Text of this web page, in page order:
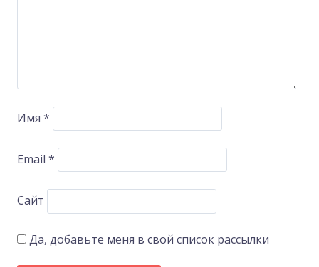
Имя *
Email *
Сайт
Да, добавьте меня в свой список рассылки